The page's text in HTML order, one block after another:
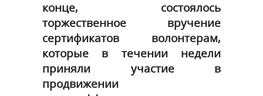
конце, состоялось
торжественное вручение
сертификатов волонтерам,
которые в течении недели
приняли участие в
продвижении